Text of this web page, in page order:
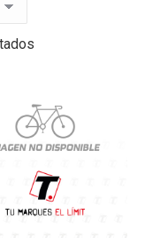
alto
a
bajo